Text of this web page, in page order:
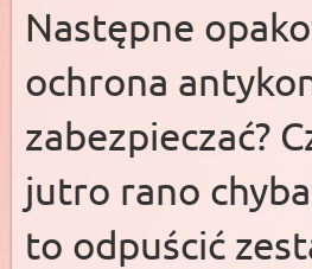
Następne
ochrona
zabezpieczać?
jutro rano
to odpuścić